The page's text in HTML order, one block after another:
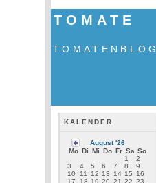
TOMATE
TOMATENBLOG
KALENDER
August '26
Mo Di Mi Do Fr Sa So
1
2
3
4 5 6 7 8
9
10 11 12 13 14 15 16